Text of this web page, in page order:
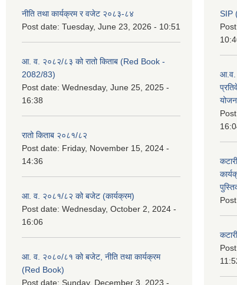
नीति तथा कार्यक्रम र वजेट २०८३-८४
Post date: Tuesday, June 23, 2026 - 10:51
आ. व. २०८२/८३ को रातो किताब (Red Book -
2082/83)
Post date: Wednesday, June 25, 2025 -
16:38
रातो किताब २०८१/८२
Post date: Friday, November 15, 2024 -
14:36
आ. व. २०८१/८२ को बजेट (कार्यक्रम)
Post date: Wednesday, October 2, 2024 -
16:06
आ. व. २०८०/८१ को बजेट, नीति तथा कार्यक्रम
(Red Book)
Post date: Sunday, December 3, 2023 -
SIP
आ.व.